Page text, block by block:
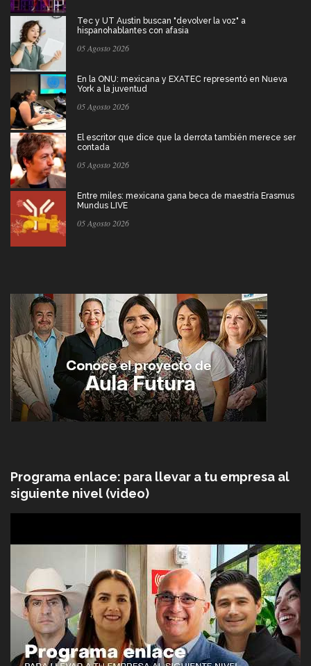
Tec y UT Austin buscan "devolver la voz" a
hispanohablantes con afasia
05 Agosto 2026
En la ONU: mexicana y EXATEC representó en Nueva
York a la juventud
05 Agosto 2026
El escritor que dice que la derrota también merece ser
contada
05 Agosto 2026
Entre miles: mexicana gana beca de maestría Erasmus
Mundus LIVE
05 Agosto 2026
Programa enlace: para llevar a tu empresa al
siguiente nivel (video)